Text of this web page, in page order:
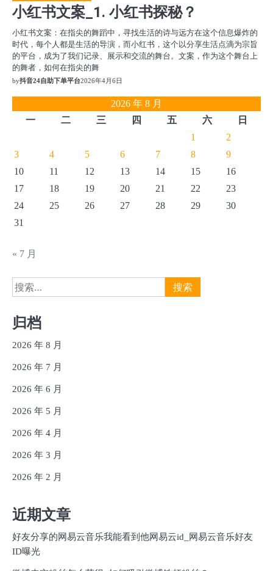
小红书文案_1. 小红书探秘？
小红书文案：在指尖的舞蹈中，寻找生活的诗与远方在这个信息爆炸的
时代，每个人都是生活的导演，而小红书，这个以分享生活点滴为宗旨
的平台，成为了我们记录、展示和交流的舞台。文案，作为这个舞台上
的舞者，如何在指尖的舞
by抖音24自助下单平台2026年4月6日
2026 年 8 月
一
二 三 四 五 六
日
1
2
3
4 5 6 7 8
9
10
11 12 13 14 15
16
17
18 19 20 21 22
23
24
25 26 27 28 29
30
31
« 7 月
搜
索：
归档
2026 年 8 月
2026 年 7 月
2026 年 6 月
2026 年 5 月
2026 年 4 月
2026 年 3 月
2026 年 2 月
近期文章
好友分享的网易云音乐我能看到他网易云id_网易云音乐好友
ID曝光